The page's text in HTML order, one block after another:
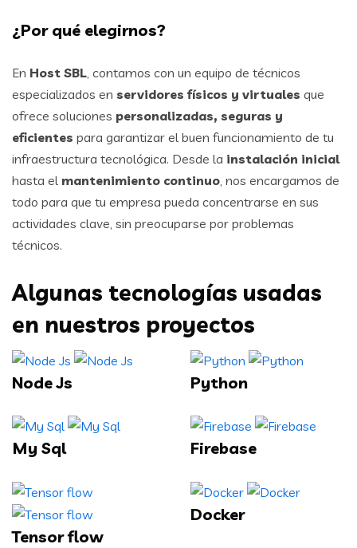
¿Por qué elegirnos?
En Host SBL, contamos con un equipo de técnicos
especializados en servidores físicos y virtuales que
ofrece soluciones personalizadas, seguras y
eficientes para garantizar el buen funcionamiento de tu
infraestructura tecnológica. Desde la instalación inicial
hasta el mantenimiento continuo, nos encargamos de
todo para que tu empresa pueda concentrarse en sus
actividades clave, sin preocuparse por problemas
técnicos.
Algunas tecnologías usadas
en nuestros proyectos
Node Js Python
My Sql Firebase
Tensor flow
Docker